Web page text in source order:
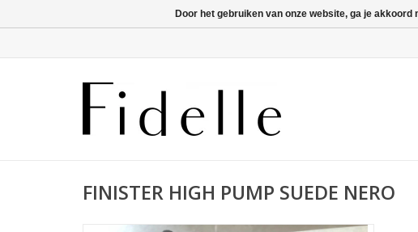
FINISTER HIGH PUMP SUEDE NERO
Door het gebruiken van onze website, ga je